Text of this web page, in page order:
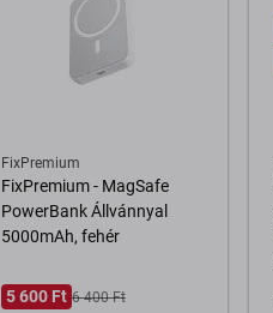
FixPremium
FixPremium - MagSafe
PowerBank Állvánnyal
5000mAh, fehér
5 600 Ft 6 400 Ft